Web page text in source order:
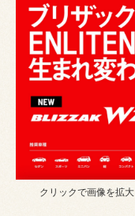
クリックで画像を拡大